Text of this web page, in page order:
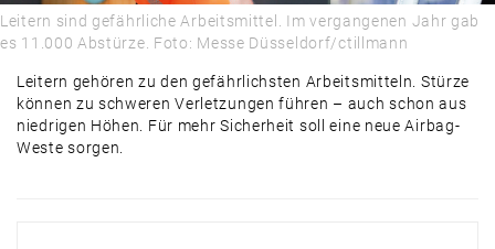
Leitern sind gefährliche Arbeitsmittel. Im vergangenen Jahr gab
es 11.000 Abstürze. Foto: Messe Düsseldorf/ctillmann
Leitern gehören zu den gefährlichsten Arbeitsmitteln. Stürze
können zu schweren Verletzungen führen – auch schon aus
niedrigen Höhen. Für mehr Sicherheit soll eine neue Airbag-
Weste sorgen.